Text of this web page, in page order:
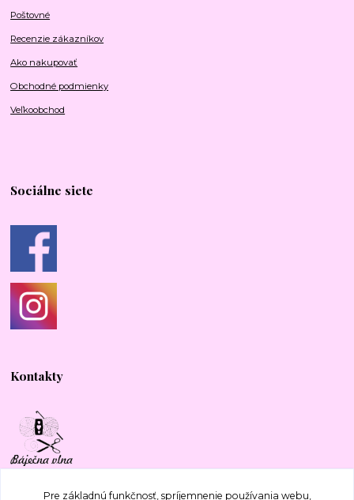
Poštovné
Recenzie zákazníkov
Ako nakupovať
Obchodné podmienky
Veľkoobchod
Sociálne siete
Kontakty
+421 917 577 388
Pre základnú funkčnosť, spríjemnenie používania webu,